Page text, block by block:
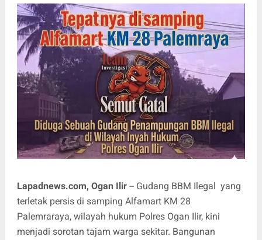
Lapadnews.com, Ogan Ilir-- Gudang BBM Ilegal yang
terletak persis di samping Alfamart KM 28
Palemraraya, wilayah hukum Polres Ogan Ilir, kini
menjadi sorotan tajam warga sekitar. Bangunan